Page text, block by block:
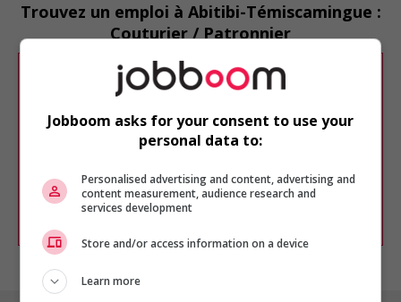
Trouvez un emploi à Abitibi-Témiscamingue :
Couturier / Patronnier
Désolé, cette recherche n'a produit aucun
résultat.
Veuillez faire une nouvelle recherche.
Vous pouvez en tout temps utiliser nos
chercher un poste selon votre profil
d'intérêt en emploi en vousinscrivant
comme membre Jobboom.
Jobboom asks for your consent to use your
personal data to:
Personalised advertising and content, advertising and
content measurement, audience research and
services development
Store and/or access information on a device
Learn more